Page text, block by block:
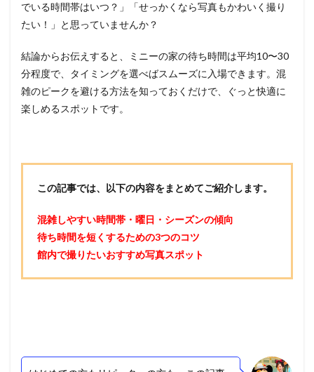
でいる時間帯はいつ？」「せっかくなら写真もかわいく撮り
たい！」と思っていませんか？
結論からお伝えすると、ミニーの家の待ち時間は平均10〜30
分程度で、タイミングを選べばスムーズに入場できます。混
雑のピークを避ける方法を知っておくだけで、ぐっと快適に
楽しめるスポットです。
この記事では、以下の内容をまとめてご紹介します。
混雑しやすい時間帯・曜日・シーズンの傾向
待ち時間を短くするための3つのコツ
館内で撮りたいおすすめ写真スポット